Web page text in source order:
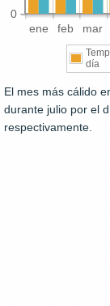
ene feb mar
0
día
El mes más cálido
durante julio por el
respectivamente.